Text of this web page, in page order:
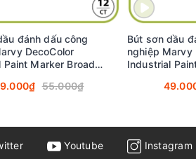
PAINT MARKER BROAD:
với độ chính xác cao, phù hợp cho
ma sát tốt và có độ bám vượt trội
đánh dấu công
DecoColor
Paint Marker Broad
55.000₫
Bút sơn dầu
nghiệp Marvy
Industrial
Youtube Instagram